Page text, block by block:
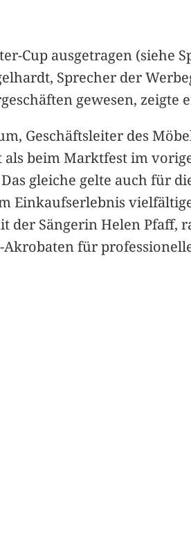
Cup ausgetragen (siehe
Sprecher der
gewesen, zeigte
Geschäftsleiter des
beim Marktfest im
gleiche gelte auch für
Einkaufserlebnis
Sängerin Helen Pfaff,
für